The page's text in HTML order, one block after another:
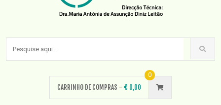
CARRINHO DE COMPRAS - € 0,00
0